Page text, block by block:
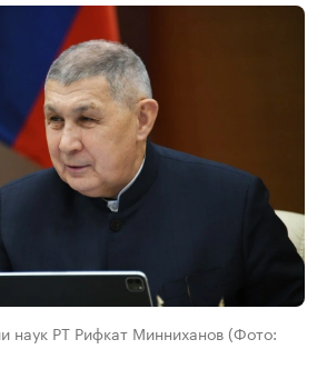
наук РТ Рифкат Минниханов (Фото: